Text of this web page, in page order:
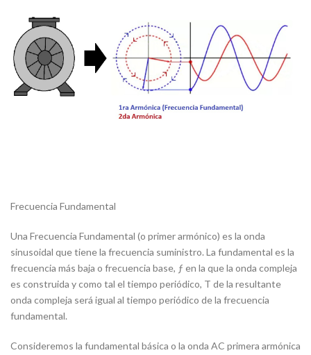
Frecuencia Fundamental
Una Frecuencia Fundamental (o primer armónico) es la onda
sinusoidal que tiene la frecuencia suministro. La fundamental es la
frecuencia más baja o frecuencia base, ƒ en la que la onda compleja
es construida y como tal el tiempo periódico, T de la resultante
onda compleja será igual al tiempo periódico de la frecuencia
fundamental.
Consideremos la fundamental básica o la onda AC primera armónica